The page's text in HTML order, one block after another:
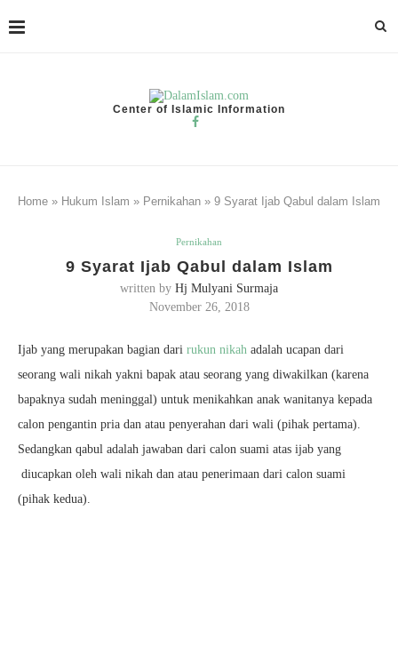
Center of Islamic Information
Home » Hukum Islam » Pernikahan » 9 Syarat Ijab Qabul dalam Islam
Pernikahan
9 Syarat Ijab Qabul dalam Islam
written by Hj Mulyani Surmaja
November 26, 2018
Ijab yang merupakan bagian dari rukun nikah adalah ucapan dari
seorang wali nikah yakni bapak atau seorang yang diwakilkan (karena
bapaknya sudah meninggal) untuk menikahkan anak wanitanya kepada
calon pengantin pria dan atau penyerahan dari wali (pihak pertama).
Sedangkan qabul adalah jawaban dari calon suami atas ijab yang
diucapkan oleh wali nikah dan atau penerimaan dari calon suami
(pihak kedua).